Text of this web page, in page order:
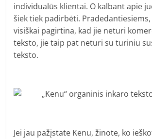
individualūs klientai. O kalbant apie
šiek tiek padirbėti.
visiškai pagirtina, kad jie neturi
teksto, jie taip pat neturi su turiniu
teksto.
Jei jau pažįstate Kenu, žinote, ko